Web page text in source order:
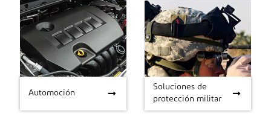
Automoción
Automoción
Soluciones de
protección militar
Soluciones de
protección militar